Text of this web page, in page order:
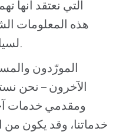
التي نعتقد أنها
لسياساتهم وإجراءاتهم الخاصة.
المورّدون
الآخرون – نحن
ومقدمي خدمات
خدماتنا، وقد يكون من